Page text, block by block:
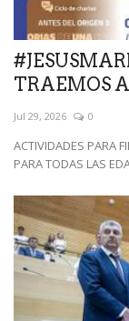
TRAEMOS
Jul 29, 2026 0
ACTIVIDADES PARA
PARA TODAS LAS